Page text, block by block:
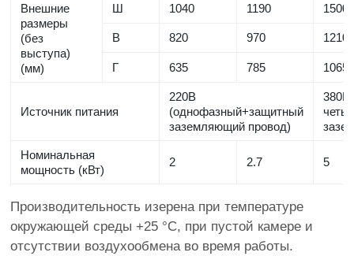
Внешние
размеры
(без
выступа)
(мм)
Ш 1040 1190 1500
В 820 970 1210
Г 635 785 1065
Источник питания
220В
(однофазный+защитный
заземляющий провод)
380В
Номинальная
мощность (кВт)
2 2.7 5
Производительность изерена при температуре
окружающей среды +25 °C, при пустой камере и
отсутствии воздухообмена во время работы.